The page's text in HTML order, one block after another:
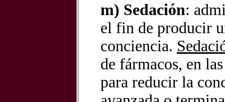
m) Sedación:
el fin de producir
conciencia.
de fármacos, en
para reducir la